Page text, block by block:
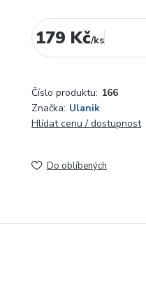
179 Kč/ks
Číslo produktu: 166
Značka: Ulanik
Hlídat cenu / dostupnost
Do oblíbených